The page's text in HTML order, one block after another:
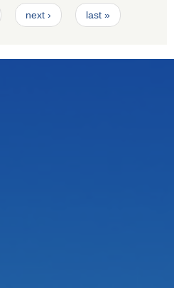
next › last »